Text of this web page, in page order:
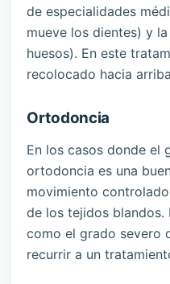
de especialidades
mueve los dientes) y
huesos). En este
recolocado hacia
Ortodoncia
En los casos donde el
ortodoncia es una
movimiento
de los tejidos blandos.
como el grado severo
recurrir a un